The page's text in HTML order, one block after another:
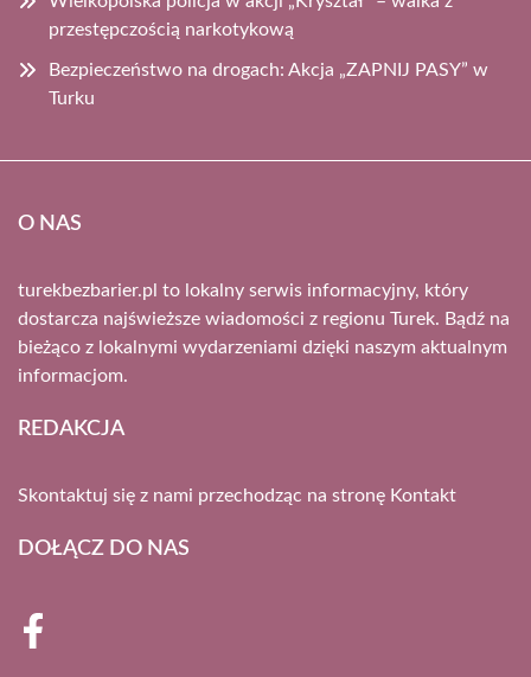
przestępczością narkotykową
Bezpieczeństwo na drogach: Akcja „ZAPNIJ PASY” w
Turku
O NAS
turekbezbarier.pl to lokalny serwis informacyjny, który
dostarcza najświeższe wiadomości z regionu Turek. Bądź na
bieżąco z lokalnymi wydarzeniami dzięki naszym aktualnym
informacjom.
REDAKCJA
Skontaktuj się z nami przechodząc na stronę Kontakt
DOŁĄCZ DO NAS